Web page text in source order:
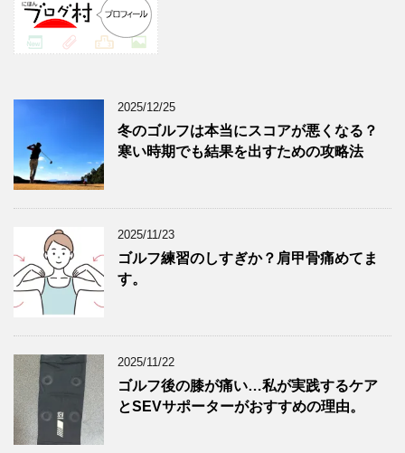
2025/12/25
冬のゴルフは本当にスコアが悪くなる？
寒い時期でも結果を出すための攻略法
2025/11/23
ゴルフ練習のしすぎか？肩甲骨痛めてま
す。
2025/11/22
ゴルフ後の膝が痛い…私が実践するケア
とSEVサポーターがおすすめの理由。